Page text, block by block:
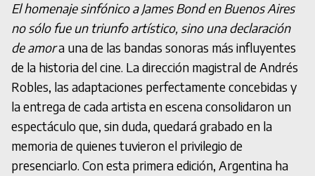
El homenaje sinfónico a James Bond en Buenos Aires
no sólo fue un triunfo artístico, sino una declaración
de amora una de las bandas sonoras más influyentes
de la historia del cine. La dirección magistral de Andrés
Robles, las adaptaciones perfectamente concebidas y
la entrega de cada artista en escena consolidaron un
espectáculo que, sin duda, quedará grabado en la
memoria de quienes tuvieron el privilegio de
presenciarlo. Con esta primera edición, Argentina ha